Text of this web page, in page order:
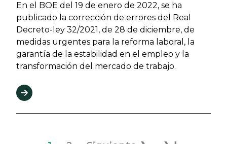
En el BOE del 19 de enero de 2022, se ha
publicado la corrección de errores del Real
Decreto-ley 32/2021, de 28 de diciembre, de
medidas urgentes para la reforma laboral, la
garantía de la estabilidad en el empleo y la
transformación del mercado de trabajo.